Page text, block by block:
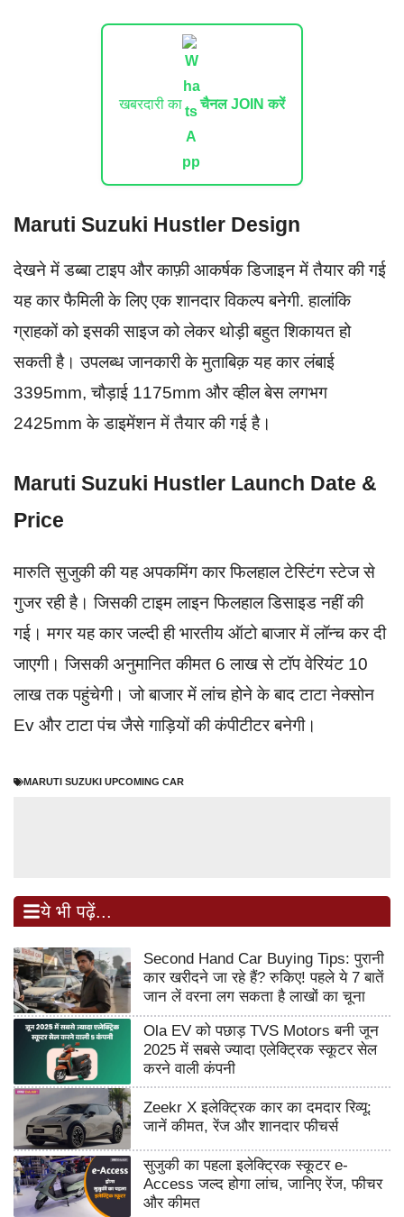
खबरदारी का चैनल JOIN करें
Maruti Suzuki Hustler Design
देखने में डब्बा टाइप और काफ़ी आकर्षक डिजाइन में तैयार की गई
यह कार फैमिली के लिए एक शानदार विकल्प बनेगी. हालांकि
ग्राहकों को इसकी साइज को लेकर थोड़ी बहुत शिकायत हो
सकती है। उपलब्ध जानकारी के मुताबिक़ यह कार लंबाई
3395mm, चौड़ाई 1175mm और व्हील बेस लगभग
2425mm के डाइमेंशन में तैयार की गई है।
Maruti Suzuki Hustler Launch Date &
Price
मारुति सुजुकी की यह अपकमिंग कार फिलहाल टेस्टिंग स्टेज से
गुजर रही है। जिसकी टाइम लाइन फिलहाल डिसाइड नहीं की
गई। मगर यह कार जल्दी ही भारतीय ऑटो बाजार में लॉन्च कर दी
जाएगी। जिसकी अनुमानित कीमत 6 लाख से टॉप वेरियंट 10
लाख तक पहुंचेगी। जो बाजार में लांच होने के बाद टाटा नेक्सोन
Ev और टाटा पंच जैसे गाड़ियों की कंपीटीटर बनेगी।
MARUTI SUZUKI UPCOMING CAR
ये भी पढ़ें...
Second Hand Car Buying Tips: पुरानी
कार खरीदने जा रहे हैं? रुकिए! पहले ये 7 बातें
जान लें वरना लग सकता है लाखों का चूना
Ola EV को पछाड़ TVS Motors बनी जून
2025 में सबसे ज्यादा एलेक्ट्रिक स्कूटर सेल
करने वाली कंपनी
Zeekr X इलेक्ट्रिक कार का दमदार रिव्यू:
जानें कीमत, रेंज और शानदार फीचर्स
सुजुकी का पहला इलेक्ट्रिक स्कूटर e-
Access जल्द होगा लांच, जानिए रेंज, फीचर
और कीमत